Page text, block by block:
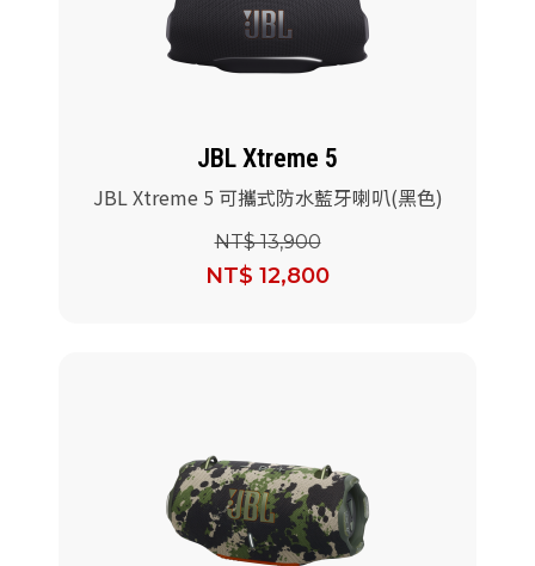
JBL Xtreme 5
JBL Xtreme 5 可攜式防水藍牙喇叭(黑色)
NT$ 13,900
NT$ 12,800